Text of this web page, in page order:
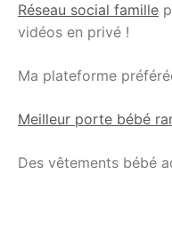
Réseau social famille
vidéos en privé !
Ma plateforme
Meilleur porte bébé
Des vêtements bébé